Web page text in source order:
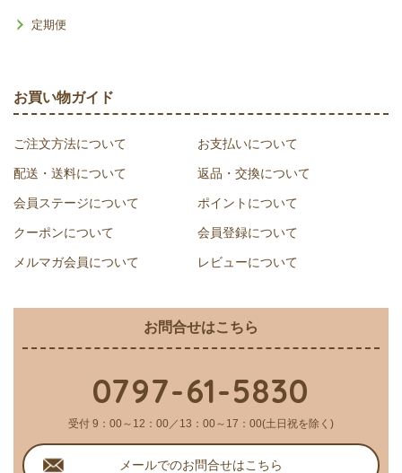
定期便
お買い物ガイド
ご注文方法について お支払いについて
配送・送料について 返品・交換について
会員ステージについて ポイントについて
クーポンについて 会員登録について
メルマガ会員について レビューについて
お問合せはこちら
0797-61-5830
受付 9：00～12：00／13：00～17：00(土日祝を除く)
メールでのお問合せはこちら